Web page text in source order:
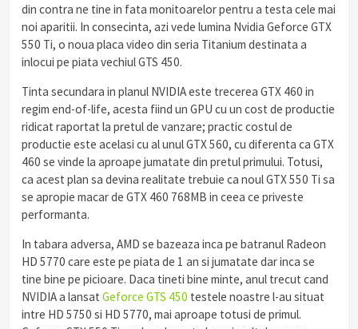
din contra ne tine in fata monitoarelor pentru a testa cele mai
noi aparitii. In consecinta, azi vede lumina Nvidia Geforce GTX
550 Ti, o noua placa video din seria Titanium destinata a
inlocui pe piata vechiul GTS 450.
Tinta secundara in planul NVIDIA este trecerea GTX 460 in
regim end-of-life, acesta fiind un GPU cu un cost de productie
ridicat raportat la pretul de vanzare; practic costul de
productie este acelasi cu al unul GTX 560, cu diferenta ca GTX
460 se vinde la aproape jumatate din pretul primului. Totusi,
ca acest plan sa devina realitate trebuie ca noul GTX 550 Ti sa
se apropie macar de GTX 460 768MB in ceea ce priveste
performanta.
In tabara adversa, AMD se bazeaza inca pe batranul Radeon
HD 5770 care este pe piata de 1 an si jumatate dar inca se
tine bine pe picioare. Daca tineti bine minte, anul trecut cand
NVIDIA a lansat Geforce GTS 450 testele noastre l-au situat
intre HD 5750 si HD 5770, mai aproape totusi de primul.